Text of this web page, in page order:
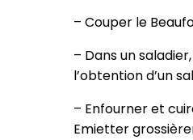
– Couper le
– Dans un
l’obtention d’un
– Enfourner et
Emietter